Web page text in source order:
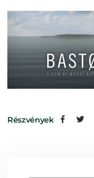
Részvények